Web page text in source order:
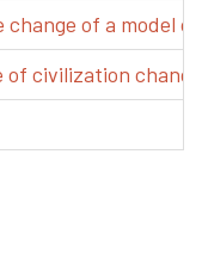
of a model
of civilization